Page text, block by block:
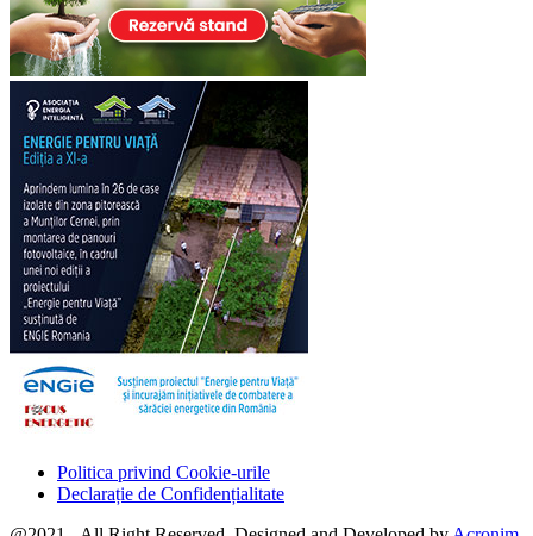
Politica privind Cookie-urile
Declarație de Confidențialitate